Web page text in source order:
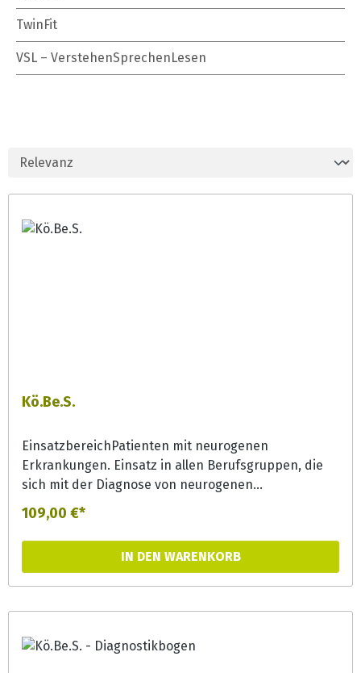
TwinFit
VSL – VerstehenSprechenLesen
Kö.Be.S.
EinsatzbereichPatienten mit neurogenen
Erkrankungen. Einsatz in allen Berufsgruppen, die
sich mit der Diagnose von neurogenen
Schluckstörungen befassen.InhaltMit Kö.Be.S. liegt
ein äußerst umfassendes, alle Bereiche der
Dysphagiediagnostik abdeckendes Befundsystem
vor. Kö.Be.S. ist aus langjähriger eigener
Ausbildungsseminaren entstanden. Neben einer
ausführlichen Einführung in die Anwendung dieses
109,00 €*
IN DEN WARENKORB